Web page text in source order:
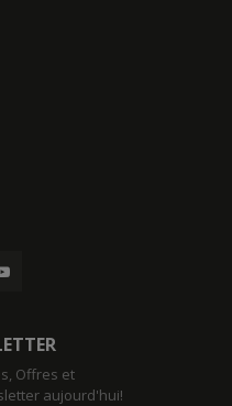
Offres et
aujourd'hui!